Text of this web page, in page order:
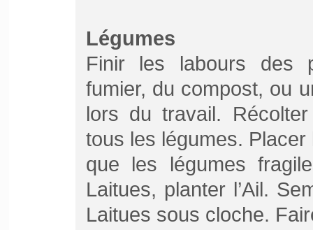
Légumes
Finir les labours des
fumier, du compost, ou
lors du travail.
tous les légumes.
que les légumes
Laitues, planter l’Ail.
Laitues sous cloche.